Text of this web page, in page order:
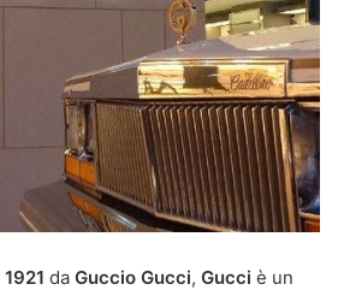
1921 da Guccio Gucci, Gucci è un